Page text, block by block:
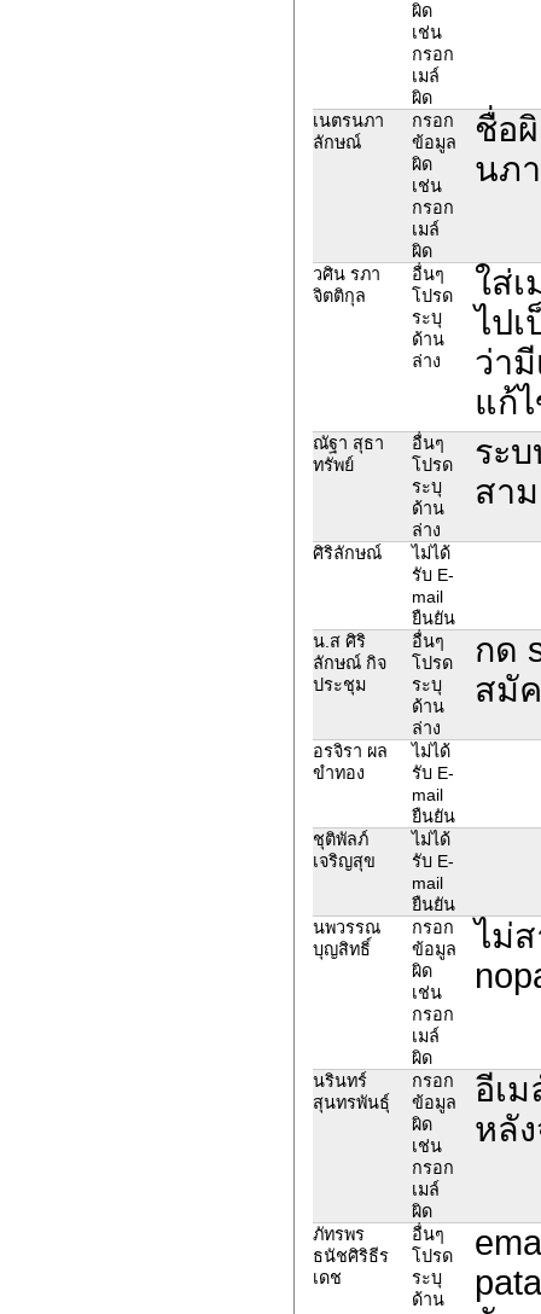
ผิด
เช่น
กรอก
เมล์
ผิด
เนตรนภา
ลักษณ์
กรอก
ข้อมูล
ผิด
เช่น
กรอก
เมล์
ผิด
ชื่อ
นภ
วศิน รภา
จิตติกุล
อื่นๆ
โปรด
ระบุ
ด้าน
ล่าง
ใส่
ไป
ว่า
แก้
ณัฐา สุธา
ทรัพย์
อื่นๆ
โปรด
ระบุ
ด้าน
ล่าง
ระ
สา
ศิริลักษณ์
ไม่ได้
รับ E-
mail
ยืนยัน
น.ส ศิริ
ลักษณ์ กิจ
ประชุม
อื่นๆ
โปรด
ระบุ
ด้าน
ล่าง
กด
สมั
อรจิรา ผล
ขำทอง
ไม่ได้
รับ E-
mail
ยืนยัน
ชุติพัลภ์
เจริญสุข
ไม่ได้
รับ E-
mail
ยืนยัน
นพวรรณ
บุญสิทธิ์
กรอก
ข้อมูล
ผิด
เช่น
กรอก
เมล์
ผิด
ไม่
นรินทร์
สุนทรพันธุ์
กรอก
ข้อมูล
ผิด
เช่น
กรอก
เมล์
ผิด
อีเ
หลั
ภัทรพร
ธนัชศิริธีร
เดช
อื่นๆ
โปรด
ระบุ
ด้าน